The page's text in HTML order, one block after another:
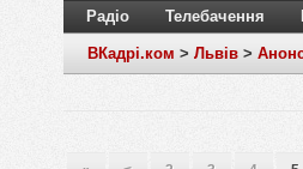
Радіо Телебачення
ВКадрі.ком > Львів >